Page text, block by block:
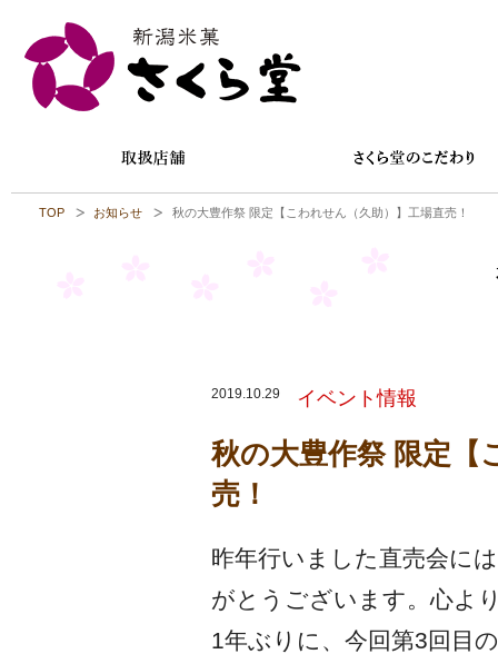
TOP お知らせ 秋の大豊作祭 限定【こわれせん（久助）】工場直売！
2019.10.29 イベント情報
秋の大豊作祭 限定【
売！
昨年行いました直売会に
がとうございます。心よ
1年ぶりに、今回第3回目